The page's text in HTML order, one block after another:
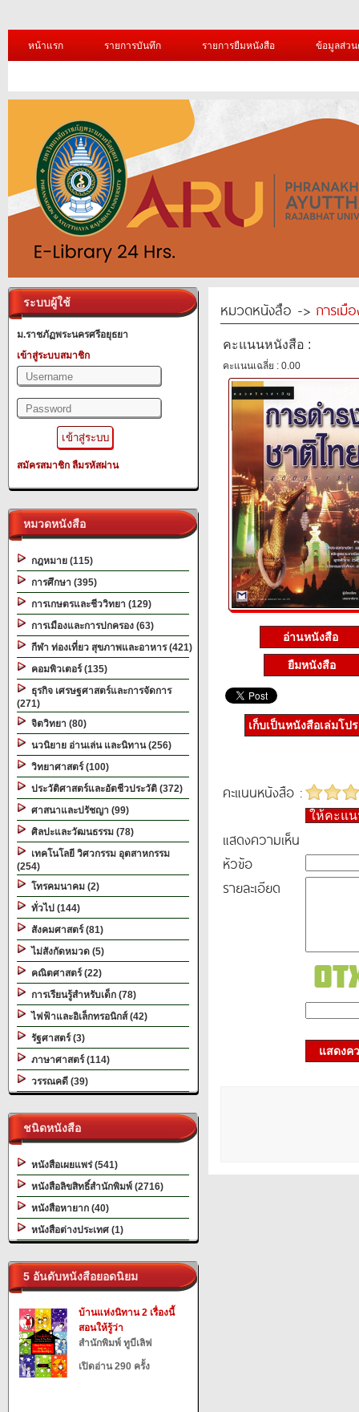
หน้าแรก รายการบันทึก รายการยืมหนังสือ ข้อมูลส่ว
ระบบผู้ใช้
ม.ราชภัฏพระนครศรีอยุธยา
เข้าสู่ระบบสมาชิก
สมัครสมาชิก ลืมรหัสผ่าน
หมวดหนังสือ
กฎหมาย (115)
การศึกษา (395)
การเกษตรและชีววิทยา (129)
การเมืองและการปกครอง (63)
กีฬา ท่องเที่ยว สุขภาพและอาหาร (421)
คอมพิวเตอร์ (135)
ธุรกิจ เศรษฐศาสตร์และการจัดการ
(271)
จิตวิทยา (80)
นวนิยาย อ่านเล่น และนิทาน (256)
วิทยาศาสตร์ (100)
ประวัติศาสตร์และอัตชีวประวัติ (372)
ศาสนาและปรัชญา (99)
ศิลปะและวัฒนธรรม (78)
เทคโนโลยี วิศวกรรม อุตสาหกรรม
(254)
โทรคมนาคม (2)
ทั่วไป (144)
สังคมศาสตร์ (81)
ไม่สังกัดหมวด (5)
คณิตศาสตร์ (22)
การเรียนรู้สำหรับเด็ก (78)
ไฟฟ้าและอิเล็กทรอนิกส์ (42)
รัฐศาสตร์ (3)
ภาษาศาสตร์ (114)
วรรณคดี (39)
ชนิดหนังสือ
หนังสือเผยแพร่ (541)
หนังสือลิขสิทธิ์สำนักพิมพ์ (2716)
หนังสือหายาก (40)
หนังสือต่างประเทศ (1)
5 อันดับหนังสือยอดนิยม
บ้านแห่งนิทาน 2 เรื่องนี้
สอนให้รู้ว่า
สำนักพิมพ์ ทูบีเลิฟ
เปิดอ่าน 290 ครั้ง
หมวดหนังสือ -> การเมื
คะแนนหนังสือ :
คะแนนเฉลี่ย : 0.00
อ่านหนังสือ
ยืมหนังสือ
เก็บเป็นหนังสือเล่มโป
คะแนนหนังสือ :
ให้คะแ
แสดงความเห็น
หัวข้อ
รายละเอียด
แสดงค